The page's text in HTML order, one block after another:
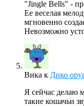
"Jingle Bells" -
Ее веселая
мгновенно
Невозможно
Вика к Дико
Я сейчас делаю
такие кошачьи